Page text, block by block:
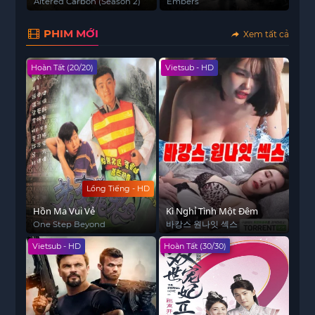
PHIM MỚI Xem tất cả
Lồng Tiếng - HD
Hoàn Tất (20/20)
Hồn Ma Vui Vẻ
One Step Beyond
Vietsub - HD
Kì Nghỉ Tình Một Đêm
바캉스 원나잇 섹스
Vietsub - HD Hoàn Tất (30/30)